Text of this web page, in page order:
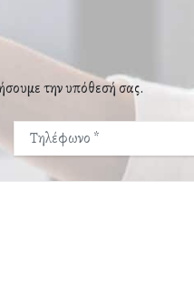
την υπόθεσή σας.